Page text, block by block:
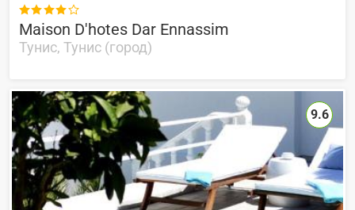

Maison D'hotes Dar Ennassim
Тунис, Тунис (город)
9.6